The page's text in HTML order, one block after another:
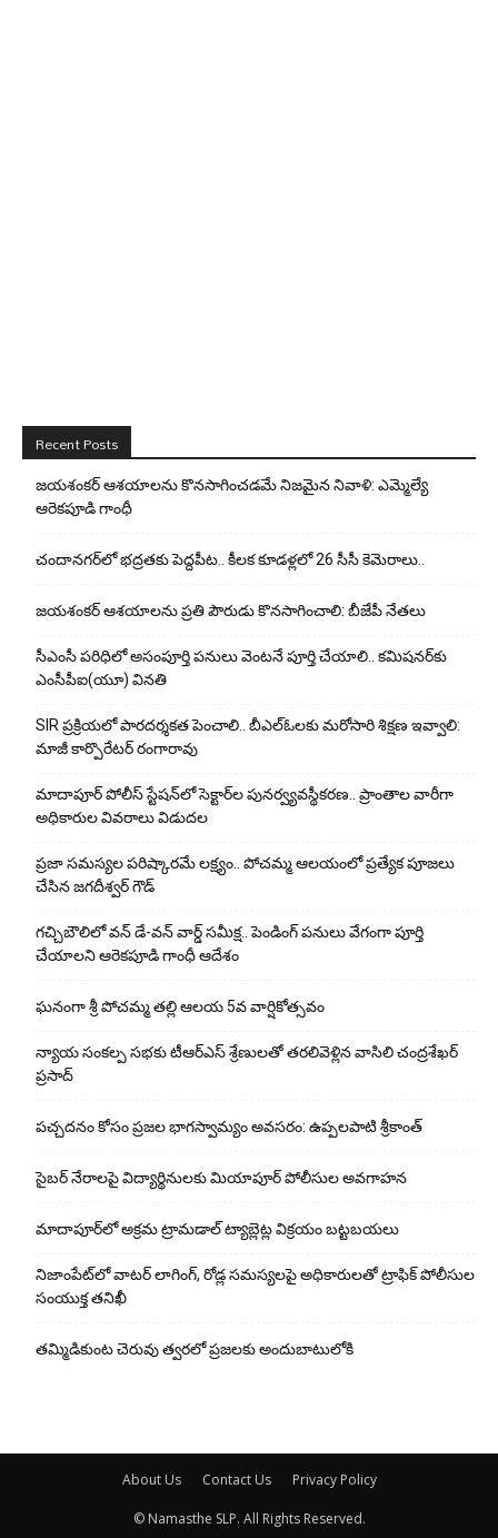
Recent Posts
జయశంకర్ ఆశయాలను కొనసాగించడమే నిజమైన నివాళి: ఎమ్మెల్యే
ఆరెక‌పూడి గాంధీ
చందానగర్‌లో భద్రతకు పెద్దపీట.. కీలక కూడళ్లలో 26 సీసీ కెమెరాలు..
జయశంకర్ ఆశయాలను ప్రతి పౌరుడు కొనసాగించాలి: బీజేపీ నేతలు
సీఎంసీ పరిధిలో అసంపూర్తి పనులు వెంటనే పూర్తి చేయాలి.. కమిషనర్‌కు
ఎంసీపీఐ(యూ) వినతి
SIR ప్రక్రియలో పారదర్శకత పెంచాలి.. బీఎల్ఓలకు మరోసారి శిక్షణ ఇవ్వాలి:
మాజీ కార్పొరేటర్ రంగారావు
మాదాపూర్ పోలీస్‌ స్టేషన్‌లో సెక్టార్‌ల పునర్వ్యవస్థీకరణ.. ప్రాంతాల వారీగా
అధికారుల వివరాలు విడుదల
ప్రజా సమస్యల పరిష్కారమే లక్ష్యం.. పోచమ్మ ఆలయంలో ప్రత్యేక పూజలు
చేసిన జగదీశ్వర్ గౌడ్
గచ్చిబౌలిలో వన్ డే-వన్ వార్డ్ సమీక్ష.. పెండింగ్ పనులు వేగంగా పూర్తి
చేయాలని ఆరెకపూడి గాంధీ ఆదేశం
ఘ‌నంగా శ్రీ పోచమ్మ త‌ల్లి ఆలయ 5వ వార్షికోత్సవం
న్యాయ సంక‌ల్ప స‌భ‌కు టీఆర్ఎస్ శ్రేణుల‌తో త‌ర‌లివెళ్లిన వాసిలి చంద్ర‌శేఖ‌ర్
ప్ర‌సాద్
పచ్చదనం కోసం ప్రజల భాగస్వామ్యం అవసరం: ఉప్పలపాటి శ్రీకాంత్
సైబర్ నేరాలపై విద్యార్థినులకు మియాపూర్ పోలీసుల అవగాహన
మాదాపూర్‌లో అక్రమ ట్రామడాల్ ట్యాబ్లెట్ల విక్రయం బట్టబయలు
నిజాంపేట్‌లో వాటర్ లాగింగ్, రోడ్ల సమస్యలపై అధికారులతో ట్రాఫిక్ పోలీసుల
సంయుక్త తనిఖీ
తమ్మిడికుంట చెరువు త్వరలో ప్రజలకు అందుబాటులోకి
About Us Contact Us Privacy Policy
© Namasthe SLP. All Rights Reserved.